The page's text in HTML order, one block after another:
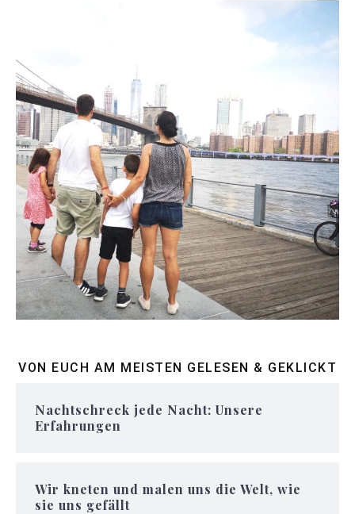
VON EUCH AM MEISTEN GELESEN & GEKLICKT
Nachtschreck jede Nacht: Unsere
Erfahrungen
Wir kneten und malen uns die Welt, wie
sie uns gefällt